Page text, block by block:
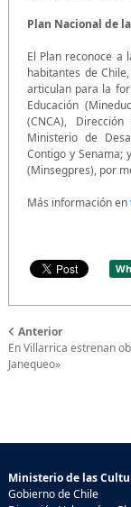
Plan Nacional de
El Plan reconoce a
habitantes de
articulan para la
Educación
(CNCA),
Ministerio de
Contigo y Senama;
(Minsegpres), por
Más información en
Anterior
En Villarrica estrenan
Janequeo»
Ministerio de las
Gobierno de Chile